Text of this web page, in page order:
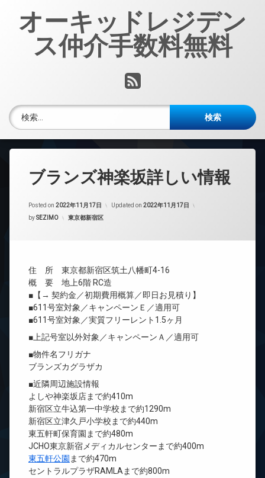
オーキッドレジデン
ス仲介手数料無料
RSS
検索:
ブランズ神楽坂詳しい情報
Posted on 2022年11月17日 Updated on 2022年11月17日
bySEZIMO カテゴリー:
東京都新宿区
住 所 東京都新宿区筑土八幡町4-16
概 要 地上6階 RC造
■【→ 契約金／初期費用概算／即日お見積り】
■611号室対象／キャンペーンＥ／適用可
■611号室対象／実質フリーレント1.5ヶ月
■上記号室以外対象／キャンペーンＡ／適用可
■物件名フリガナ
ブランズカグラザカ
■近隣周辺施設情報
よしや神楽坂店まで約410m
新宿区立牛込第一中学校まで約1290m
新宿区立津久戸小学校まで約440m
東五軒町保育園まで約480m
JCHO東京新宿メディカルセンターまで約400m
東五軒公園 まで約470m
セントラルプラザRAMLAまで約800m